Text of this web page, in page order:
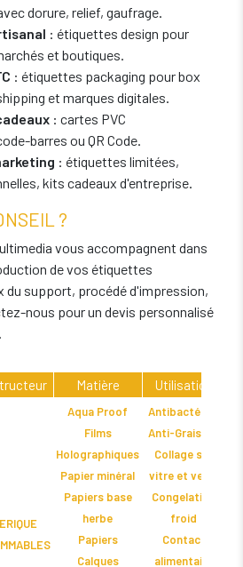
dorure, relief, gaufrage.
: étiquettes design pour
et boutiques.
: étiquettes packaging pour box
et marques digitales.
: cartes PVC
barres ou QR Code.
: étiquettes limitées,
kits cadeaux d'entreprise.
?
vous accompagnent dans
de vos étiquettes
du support, procédé d'impression,
nous pour un devis personnalisé
Matière Utilisation
Aqua Proof
Films
Holographiques
Papier minéral
Papiers base
herbe
Papiers
Calques
Antibactérien
Anti-Graisses
Collage sur
vitre et verre
Congelation
froid
Contact
alimentaire